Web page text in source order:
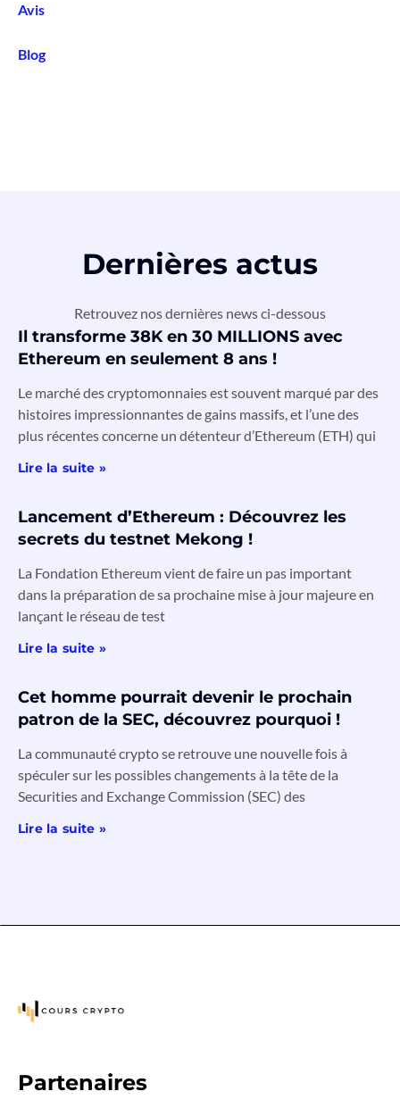
Avis
Blog
Dernières actus
Retrouvez nos dernières news ci-dessous
Il transforme 38K en 30 MILLIONS avec
Ethereum en seulement 8 ans !
Le marché des cryptomonnaies est souvent marqué par des
histoires impressionnantes de gains massifs, et l’une des
plus récentes concerne un détenteur d’Ethereum (ETH) qui
Lire la suite »
Lancement d’Ethereum : Découvrez les
secrets du testnet Mekong !
La Fondation Ethereum vient de faire un pas important
dans la préparation de sa prochaine mise à jour majeure en
lançant le réseau de test
Lire la suite »
Cet homme pourrait devenir le prochain
patron de la SEC, découvrez pourquoi !
La communauté crypto se retrouve une nouvelle fois à
spéculer sur les possibles changements à la tête de la
Securities and Exchange Commission (SEC) des
Lire la suite »
Partenaires